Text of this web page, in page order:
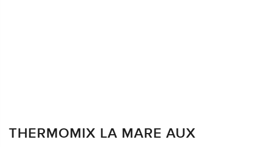
THERMOMIX LA MARE AUX